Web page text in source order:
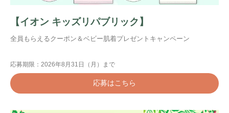
【イオン キッズリパブリック】
全員もらえるクーポン＆ベビー肌着プレゼントキャンペーン
応募期限：2026年8月31日（月）まで
応募はこちら